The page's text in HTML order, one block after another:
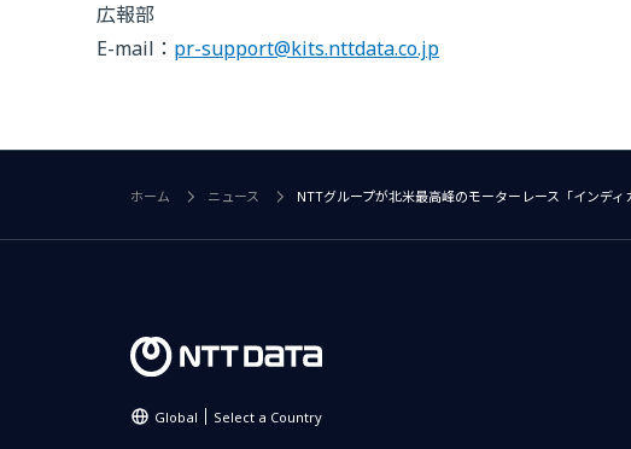
広報部
E-mail： pr-support@kits.nttdata.co.jp
ホーム ニュース NTTグループが北米最高峰のモーターレース「インデ
Global Select a Country